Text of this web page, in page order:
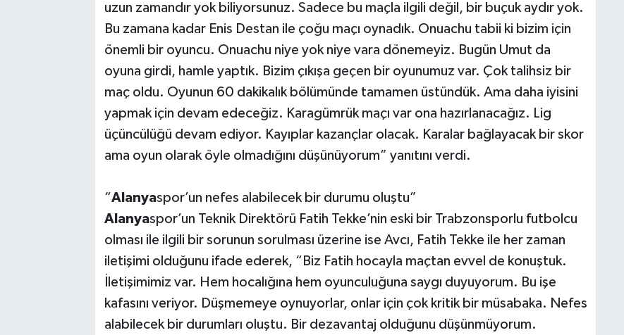
uzun zamandır yok biliyorsunuz. Sadece bu maçla ilgili değil, bir buçuk aydır yok.
Bu zamana kadar Enis Destan ile çoğu maçı oynadık. Onuachu tabii ki bizim için
önemli bir oyuncu. Onuachu niye yok niye vara dönemeyiz. Bugün Umut da
oyuna girdi, hamle yaptık. Bizim çıkışa geçen bir oyunumuz var. Çok talihsiz bir
maç oldu. Oyunun 60 dakikalık bölümünde tamamen üstündük. Ama daha iyisini
yapmak için devam edeceğiz. Karagümrük maçı var ona hazırlanacağız. Lig
üçüncülüğü devam ediyor. Kayıplar kazançlar olacak. Karalar bağlayacak bir skor
ama oyun olarak öyle olmadığını düşünüyorum” yanıtını verdi.
“Alanyaspor’un nefes alabilecek bir durumu oluştu”
Alanyaspor’un Teknik Direktörü Fatih Tekke’nin eski bir Trabzonsporlu futbolcu
olması ile ilgili bir sorunun sorulması üzerine ise Avcı, Fatih Tekke ile her zaman
iletişimi olduğunu ifade ederek, “Biz Fatih hocayla maçtan evvel de konuştuk.
İletişimimiz var. Hem hocalığına hem oyunculuğuna saygı duyuyorum. Bu işe
kafasını veriyor. Düşmemeye oynuyorlar, onlar için çok kritik bir müsabaka. Nefes
alabilecek bir durumları oluştu. Bir dezavantaj olduğunu düşünmüyorum.